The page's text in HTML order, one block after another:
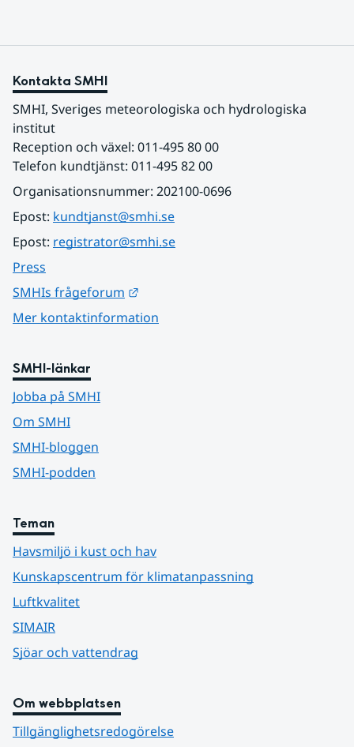
Kontakta SMHI
SMHI, Sveriges meteorologiska och hydrologiska
institut
Reception och växel: 011-495 80 00
Telefon kundtjänst: 011-495 82 00
Organisationsnummer: 202100-0696
Epost: kundtjanst@smhi.se
Epost: registrator@smhi.se
Press
SMHIs frågeforum
Mer kontaktinformation
SMHI-länkar
Jobba på SMHI
Om SMHI
SMHI-bloggen
SMHI-podden
Teman
Havsmiljö i kust och hav
Kunskapscentrum för klimatanpassning
Luftkvalitet
SIMAIR
Sjöar och vattendrag
Om webbplatsen
Tillgänglighetsredogörelse